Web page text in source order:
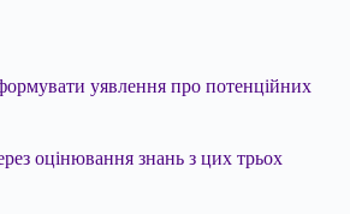
уявлення про потенційних
оцінювання знань з цих трьох